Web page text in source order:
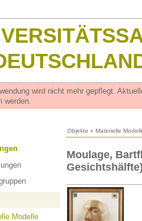
wird nicht mehr gepflegt.
werden.
Objekte » Materielle
Modelle
Moulage,
Gesichtshälfte)